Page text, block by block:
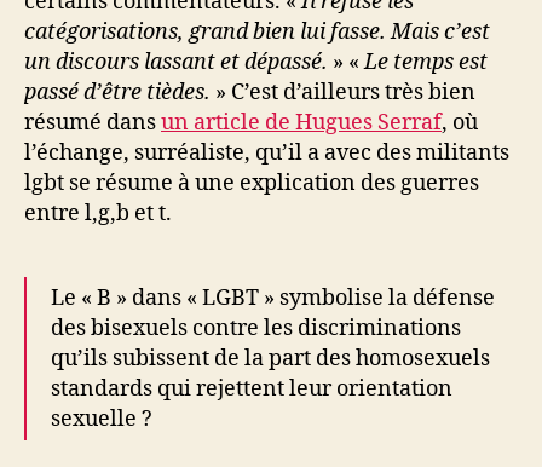
catégorisations, grand bien lui fasse. Mais c’est
un discours lassant et dépassé. » «Le temps est
passé d’être tièdes. » C’est d’ailleurs très bien
résumé dansun article de Hugues Serraf, où
l’échange, surréaliste, qu’il a avec des militants
lgbt se résume à une explication des guerres
entre l,g,b et t.
Le « B » dans « LGBT » symbolise la défense
des bisexuels contre les discriminations
qu’ils subissent de la part des homosexuels
standards qui rejettent leur orientation
sexuelle ?